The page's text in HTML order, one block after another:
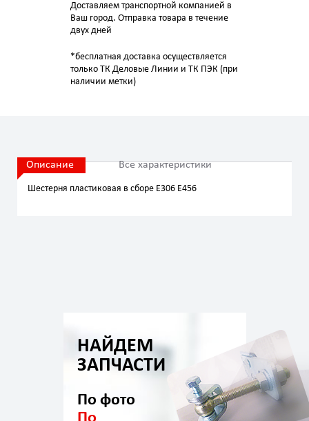
Доставляем транспортной компанией в
Ваш город. Отправка товара в течение
двух дней
*бесплатная доставка осуществляется
только ТК Деловые Линии и ТК ПЭК (при
наличии метки)
НАЙДЕМ
ЗАПЧАСТИ
По фото
Описание Все характеристики
Шестерня пластиковая в сборе E306 E456